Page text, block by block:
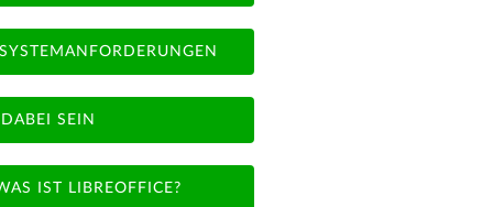
SYSTEMANFORDERUNGEN
DABEI SEIN
IST LIBREOFFICE?